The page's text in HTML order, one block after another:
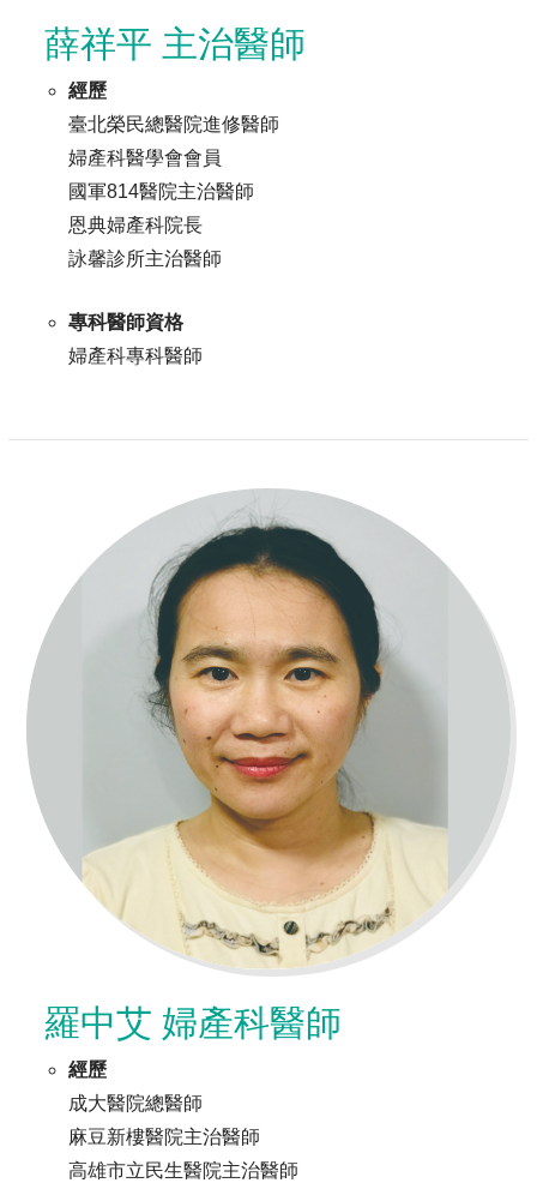
薛祥平 主治醫師
經歷
臺北榮民總醫院進修醫師
婦產科醫學會會員
國軍814醫院主治醫師
恩典婦產科院長
詠馨診所主治醫師
專科醫師資格
婦產科專科醫師
羅中艾 婦產科醫師
經歷
成大醫院總醫師
麻豆新樓醫院主治醫師
高雄市立民生醫院主治醫師